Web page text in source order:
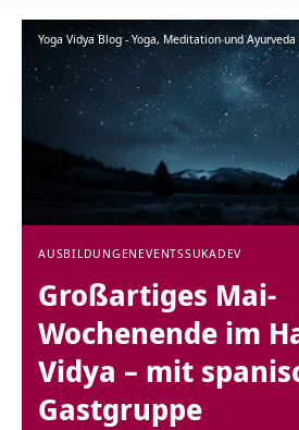
Yoga Vidya Blog - Yoga, Meditation und Ayurveda
AUSBILDUNGEN EVENTSSUKADEV
Großartiges Mai-
Wochenende im
Vidya – mit
Gastgruppe